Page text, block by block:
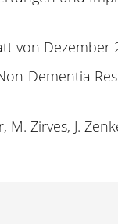
von Dezember
Dementia
M. Zirves, J.